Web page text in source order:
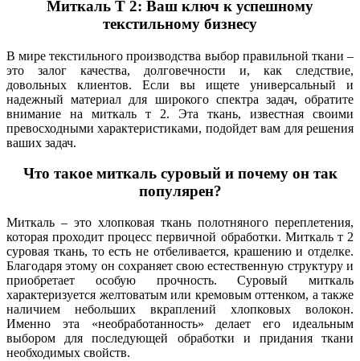
Миткаль Т 2: Ваш ключ к успешному
текстильному бизнесу
В мире текстильного производства выбор правильной ткани –
это залог качества, долговечности и, как следствие,
довольных клиентов. Если вы ищете универсальный и
надежный материал для широкого спектра задач, обратите
внимание на миткаль т 2. Эта ткань, известная своими
превосходными характеристиками, подойдет вам для решения
ваших задач.
Что такое миткаль суровый и почему он так
популярен?
Миткаль – это хлопковая ткань полотняного переплетения,
которая проходит процесс первичной обработки. Миткаль т 2
суровая ткань, то есть не отбеливается, крашению и отделке.
Благодаря этому он сохраняет свою естественную структуру и
приобретает особую прочность. Суровый миткаль
характеризуется желтоватым или кремовым оттенком, а также
наличием небольших вкраплений хлопковых волокон.
Именно эта «необработанность» делает его идеальным
выбором для последующей обработки и придания ткани
необходимых свойств.